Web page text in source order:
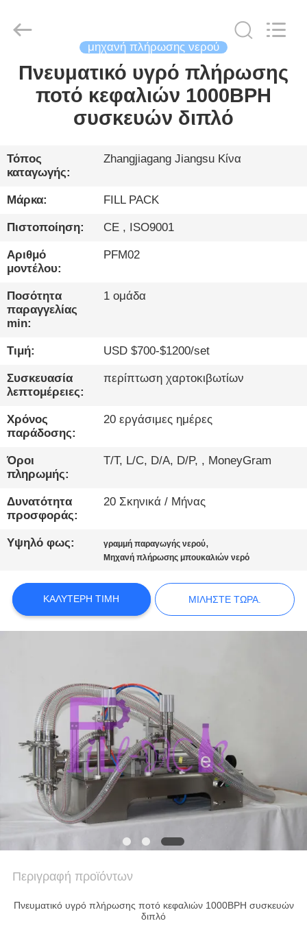
ΣΠΊΤΙ
ΠΡΟΪΌΝΤΑ
ΠΕΡΊΠΟΥ
ΕΜΕΊΣ
ΓΎΡΟΣ
ΕΡΓΟΣΤΑΣΊΩΝ
ΠΟΙΟΤΙΚΌΣ
ΈΛΕΓΧΟΣ
ΜΑΣ
ΕΛΆΤΕ
ΣΕ
ΕΠΑΦΉ
ΜΕ
ΜΙΛΉΣΤΕ
ΤΏΡΑ.
SITEMAP
Machinery
Reserved.
μηχανή πλήρωσης νερού
Πνευματικό υγρό πλήρωσης
ποτό κεφαλιών 1000BPH
συσκευών διπλό
Τόπος
καταγωγής:
Zhangjiagang Jiangsu Κίνα
Μάρκα: FILL PACK
Πιστοποίηση: CE , ISO9001
Αριθμό
μοντέλου:
PFM02
Ποσότητα
παραγγελίας
min:
1 ομάδα
Τιμή: USD $700-$1200/set
Συσκευασία
λεπτομέρειες:
περίπτωση χαρτοκιβωτίων
Χρόνος
παράδοσης:
20 εργάσιμες ημέρες
Όροι
πληρωμής:
T/T, L/C, D/A, D/P, , MoneyGram
Δυνατότητα
προσφοράς:
20 Σκηνικά / Μήνας
Υψηλό φως: γραμμή παραγωγής νερού,
Μηχανή πλήρωσης μπουκαλιών νερό
ΚΑΛΎΤΕΡΗ ΤΙΜΉ ΜΙΛΉΣΤΕ ΤΏΡΑ.
Περιγραφή προϊόντων
Πνευματικό υγρό πλήρωσης ποτό κεφαλιών 1000BPH συσκευών
διπλό